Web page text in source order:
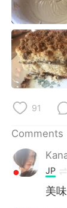
91
Comments
JP
美